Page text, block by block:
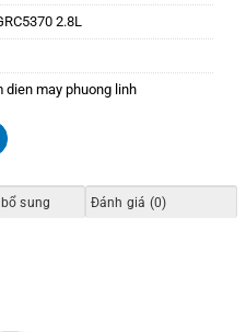
2.8L
dien may phuong linh
sung Đánh giá (0)